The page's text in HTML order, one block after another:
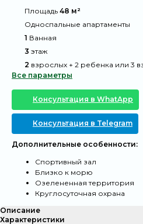
Площадь 48 м²
Односпальные апартаменты
1 Ванная
3 этаж
2 взрослых + 2 ребенка или 3
Все параметры
Консультация в WhatApp
Консультация в Telegram
Дополнительные особенности:
Спортивный зал
Близко к морю
Озелененная территория
Круглосуточная охрана
Описание
Характеристики